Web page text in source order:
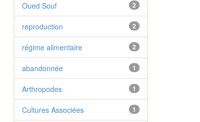
2
Oued Souf
2
reproduction
2
régime alimentaire
1
abandonnée
1
Arthropodes
1
Cultures Associées